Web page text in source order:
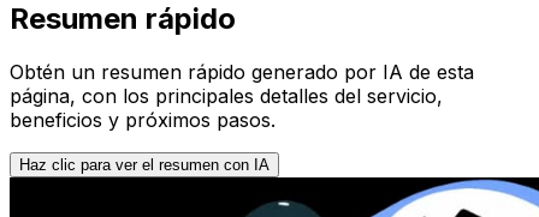
Resumen rápido
Obtén un resumen rápido generado por IA de esta
página, con los principales detalles del servicio,
beneficios y próximos pasos.
Haz clic para ver el resumen con IA